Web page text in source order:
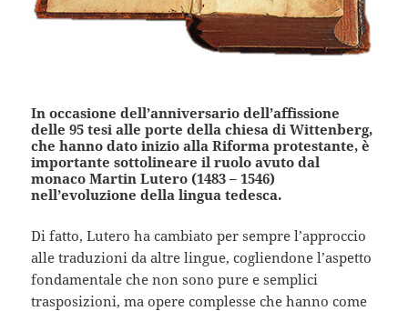
In occasione dell’anniversario dell’affissione
delle 95 tesi alle porte della chiesa di Wittenberg,
che hanno dato inizio alla Riforma protestante, è
importante sottolineare il ruolo avuto dal
monaco Martin Lutero (1483 – 1546)
nell’evoluzione della lingua tedesca.
Di fatto, Lutero ha cambiato per sempre l’approccio
alle traduzioni da altre lingue, cogliendone l’aspetto
fondamentale che non sono pure e semplici
trasposizioni, ma opere complesse che hanno come